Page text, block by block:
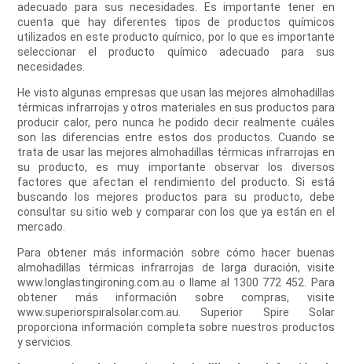
adecuado para sus necesidades. Es importante tener en
cuenta que hay diferentes tipos de productos químicos
utilizados en este producto químico, por lo que es importante
seleccionar el producto químico adecuado para sus
necesidades.
He visto algunas empresas que usan las mejores almohadillas
térmicas infrarrojas y otros materiales en sus productos para
producir calor, pero nunca he podido decir realmente cuáles
son las diferencias entre estos dos productos. Cuando se
trata de usar las mejores almohadillas térmicas infrarrojas en
su producto, es muy importante observar los diversos
factores que afectan el rendimiento del producto. Si está
buscando los mejores productos para su producto, debe
consultar su sitio web y comparar con los que ya están en el
mercado.
Para obtener más información sobre cómo hacer buenas
almohadillas térmicas infrarrojas de larga duración, visite
www.longlastingironing.com.au o llame al 1300 772 452. Para
obtener más información sobre compras, visite
www.superiorspiralsolar.com.au. Superior Spire Solar
proporciona información completa sobre nuestros productos
y servicios.